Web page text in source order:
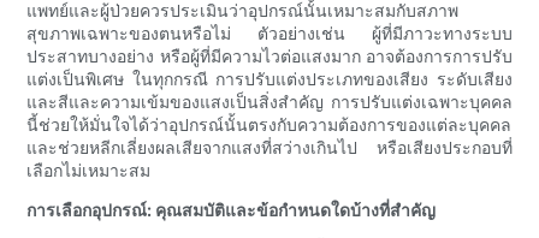
แพทย์และผู้ป่วยควรประเมินว่าอุปกรณ์นั้นเหมาะสมกับสภาพ
สุขภาพเฉพาะของตนหรือไม่ ตัวอย่างเช่น ผู้ที่มีภาวะทางระบบ
ประสาทบางอย่าง หรือผู้ที่มีความไวต่อแสงมาก อาจต้องการการปรับ
แต่งเป็นพิเศษ ในทุกกรณี การปรับแต่งประเภทของเสียง ระดับเสียง
และสีและความเข้มของแสงเป็นสิ่งสำคัญ การปรับแต่งเฉพาะบุคคล
นี้ช่วยให้มั่นใจได้ว่าอุปกรณ์นั้นตรงกับความต้องการของแต่ละบุคคล
และช่วยหลีกเลี่ยงผลเสียจากแสงที่สว่างเกินไป หรือเสียงประกอบที่
เลือกไม่เหมาะสม
การเลือกอุปกรณ์: คุณสมบัติและข้อกำหนดใดบ้างที่สำคัญ